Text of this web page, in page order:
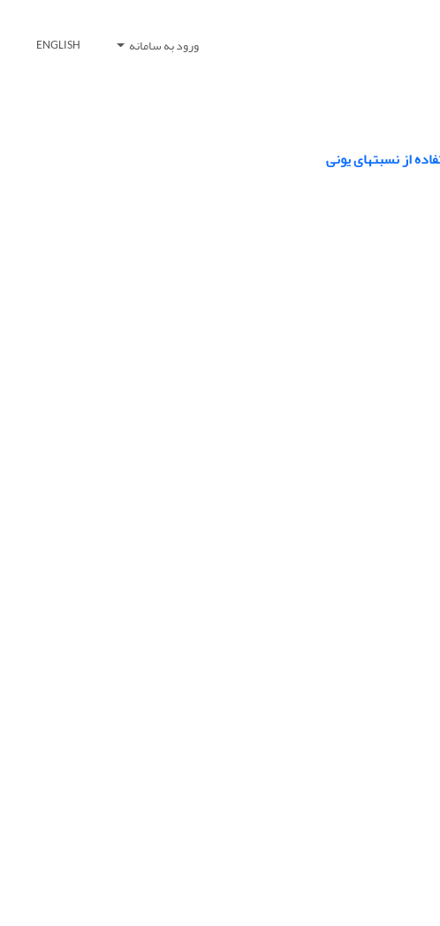
ورود به سامانه ENGLISH
از ‏نسبتهای یونی